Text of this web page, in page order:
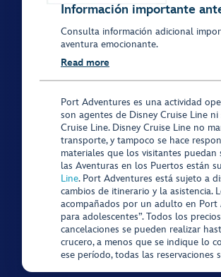
Información importante
Consulta información adicional
aventura emocionante.
Read more
Port Adventures es una actividad
son agentes de Disney Cruise Line
Cruise Line. Disney Cruise Line no
transporte, y tampoco se hace
materiales que los visitantes
las Aventuras en los Puertos están
Line. Port Adventures está sujeto a
cambios de itinerario y la asistencia.
acompañados por un adulto en Port
para adolescentes”. Todos los
cancelaciones se pueden realizar
crucero, a menos que se indique lo
ese período, todas las